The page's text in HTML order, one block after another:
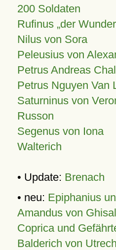
200 Soldaten
Rufinus „der
Nilus von Sora
Peleusius von
Petrus Andreas
Petrus Nguyen Van
Saturninus von
Russon
Segenus von Iona
Walterich
• Update: Brenach
• neu: Epiphanius
Amandus von
Coprica und
Balderich von